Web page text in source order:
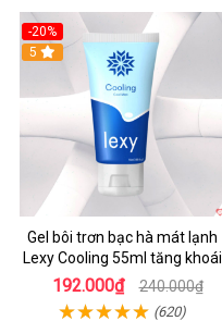
-20%
Hot
5
Gel bôi trơn bạc hà mát lạnh
Lexy Cooling 55ml tăng khoái
cảm
192.000₫ 240.000₫
(620)